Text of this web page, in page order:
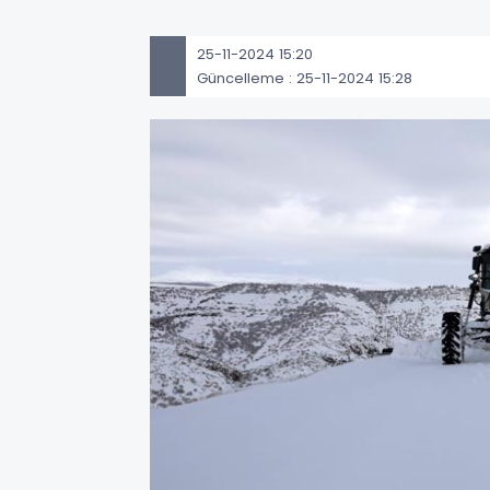
25-11-2024 15:20
Güncelleme : 25-11-2024 15:28